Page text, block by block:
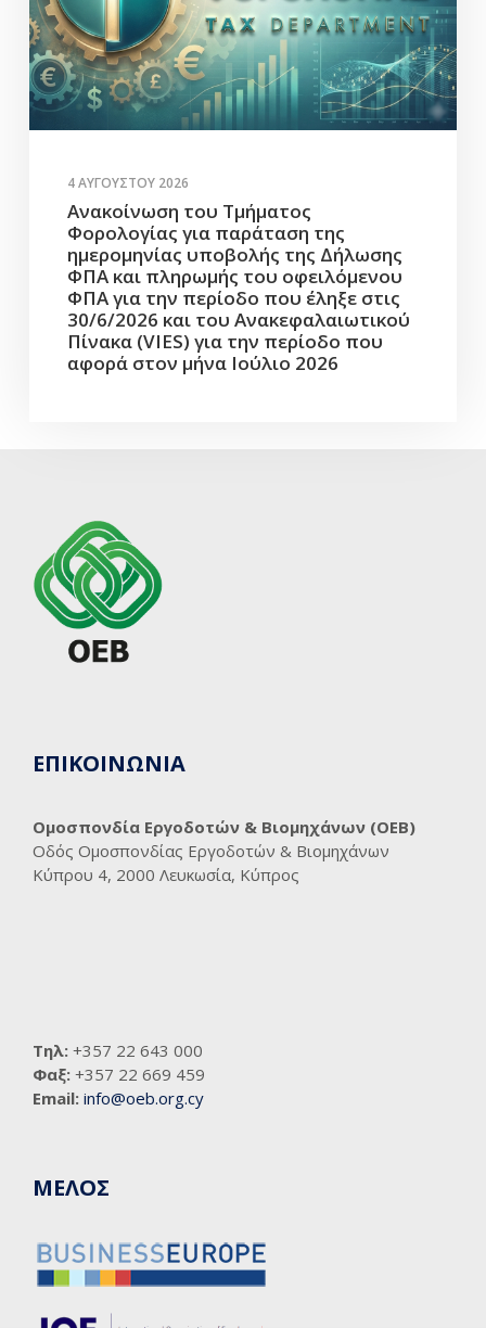
4 ΑΥΓΟΎΣΤΟΥ 2026
Ανακοίνωση του Τμήματος
Φορολογίας για παράταση της
ημερομηνίας υποβολής της Δήλωσης
ΦΠΑ και πληρωμής του οφειλόμενου
ΦΠΑ για την περίοδο που έληξε στις
30/6/2026 και του Ανακεφαλαιωτικού
Πίνακα (VIES) για την περίοδο που
αφορά στον μήνα Ιούλιο 2026
ΕΠΙΚΟΙΝΩΝΙΑ
Ομοσπονδία Εργοδοτών & Βιομηχάνων (ΟΕΒ)
Οδός Ομοσπονδίας Εργοδοτών & Βιομηχάνων
Κύπρου 4, 2000 Λευκωσία, Κύπρος
Τηλ: +357 22 643 000
Φαξ: +357 22 669 459
Email: info@oeb.org.cy
ΜΕΛΟΣ